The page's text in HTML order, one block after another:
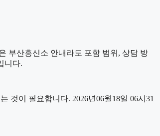
부산흥신소 안내라도 포함 범위, 상담 방
니다.
것이 필요합니다. 2026년06월18일 06시31